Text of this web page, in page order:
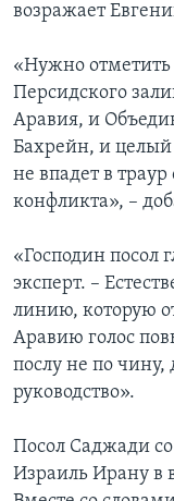
возражает
«Нужно отметить
Персидского
Аравия, и
Бахрейн, и целый
не впадет в
конфликта», –
«Господин посол
эксперт. –
линию, которую
Аравию голос
послу не по чину,
руководство».
Посол Саджади
Израиль Ирану в